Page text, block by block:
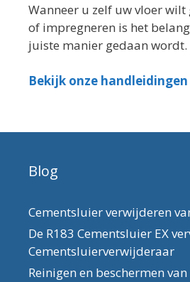
Wanneer u zelf uw vloer
of impregneren is het
juiste manier gedaan wordt.
Bekijk onze
Blog
Cementsluier verwijderen
De R183 Cementsluier EX
Cementsluierverwijderaar
Reinigen en beschermen van